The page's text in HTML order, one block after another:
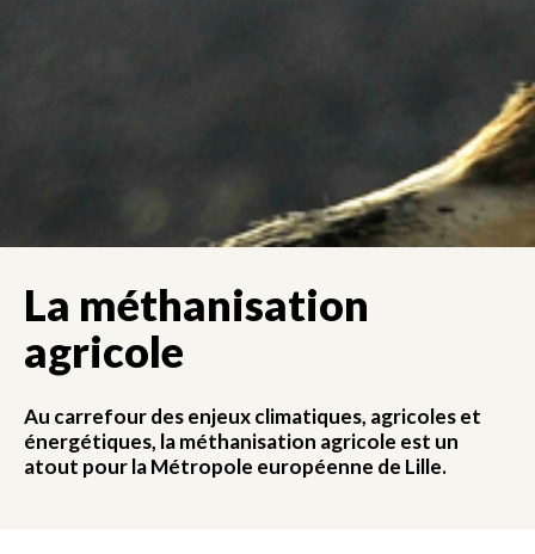
La méthanisation
agricole
Au carrefour des enjeux climatiques, agricoles et
énergétiques, la méthanisation agricole est un
atout pour la Métropole européenne de Lille.